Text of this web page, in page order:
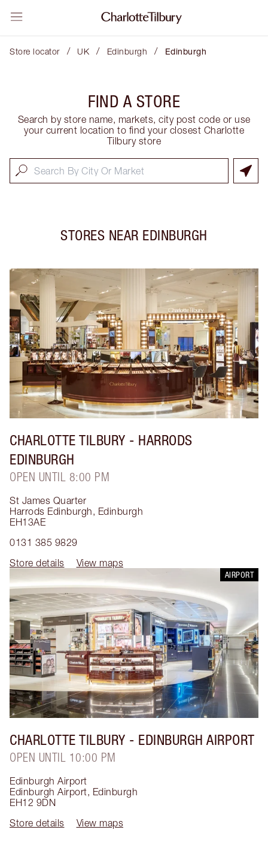
Store locator / UK / Edinburgh / Edinburgh
FIND A STORE
Search by store name, markets, city post code or use
your current location to find your closest Charlotte
Tilbury store
STORES NEAR EDINBURGH
CHARLOTTE TILBURY - HARRODS
EDINBURGH
OPEN UNTIL 8:00 PM
St James Quarter
Harrods Edinburgh, Edinburgh
EH13AE
0131 385 9829
Store details
View maps
AIRPORT
CHARLOTTE TILBURY - EDINBURGH AIRPORT
OPEN UNTIL 10:00 PM
Edinburgh Airport
Edinburgh Airport, Edinburgh
EH12 9DN
Store details
View maps